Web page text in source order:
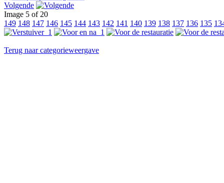
Volgende
Image 5 of 20
149 148 147 146 145 144 143 142 141 140 139 138 137 136 135
Terug naar categorieweergave